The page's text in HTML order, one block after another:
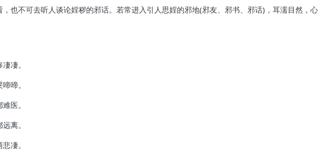
也不可去听人谈论婬秽的邪话。若常进入引人思婬的邪地(邪友、邪书、邪话)，耳濡目然，
凄。
啼。
医。
离。
凄。